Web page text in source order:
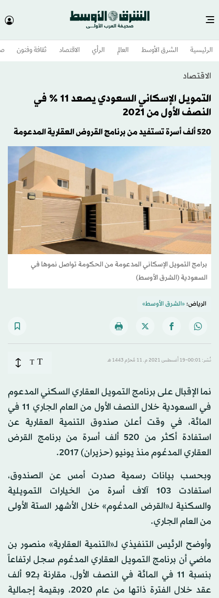
الرئيسية الشرق الأوسط​ العالم الرأي الاقتصاد ثقافة وفنون
الاقتصاد
التمويل الإسكاني السعودي يصعد 11 % في
النصف الأول من 2021
520 ألف أسرة تستفيد من برنامج القروض العقارية المدعومة
برامج التمويل الإسكاني المدعومة من الحكومة تواصل نموها في
السعودية (الشرق الأوسط)
الرياض:«الشرق الأوسط»
نُشر: 00:01-19 أغسطس 2021 م ـ 11 مُحرَّم 1443 هـ T
T
نما الإقبال على برنامج التمويل العقاري السكني المدعوم
في السعودية خلال النصف الأول من العام الجاري 11 في
المائة، في وقت أعلن صندوق التنمية العقارية عن
استفادة أكثر من 520 ألف أسرة من برنامج القرض
العقاري المدعُوم منذ يونيو (حزيران) 2017.
وبحسب بيانات رسمية صدرت أمس عن الصندوق،
استفادت 103 آلاف أسرة من الخيارات التمويلية
والسكنية لـ«القرض المدعُوم» خلال الأشهر الستة الأولى
من العام الجاري.
وأوضح الرئيس التنفيذي لـ«التنمية العقارية» منصور بن
ماضي أن برنامج التمويل العقاري المدعُوم سجل ارتفاعاً
بنسبة 11 في المائة في النصف الأول، مقارنة بـ92 ألف
عقد خلال الفترة ذاتها من عام 2020، وبقيمة إجمالية